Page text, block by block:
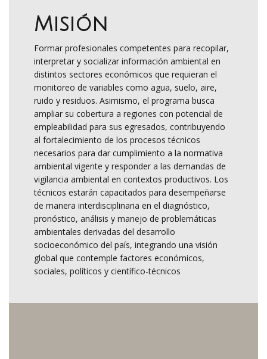
Misión
Formar profesionales competentes para recopilar,
interpretar y socializar información ambiental en
distintos sectores económicos que requieran el
monitoreo de variables como agua, suelo, aire,
ruido y residuos. Asimismo, el programa busca
ampliar su cobertura a regiones con potencial de
empleabilidad para sus egresados, contribuyendo
al fortalecimiento de los procesos técnicos
necesarios para dar cumplimiento a la normativa
ambiental vigente y responder a las demandas de
vigilancia ambiental en contextos productivos. Los
técnicos estarán capacitados para desempeñarse
de manera interdisciplinaria en el diagnóstico,
pronóstico, análisis y manejo de problemáticas
ambientales derivadas del desarrollo
socioeconómico del país, integrando una visión
global que contemple factores económicos,
sociales, políticos y científico-técnicos